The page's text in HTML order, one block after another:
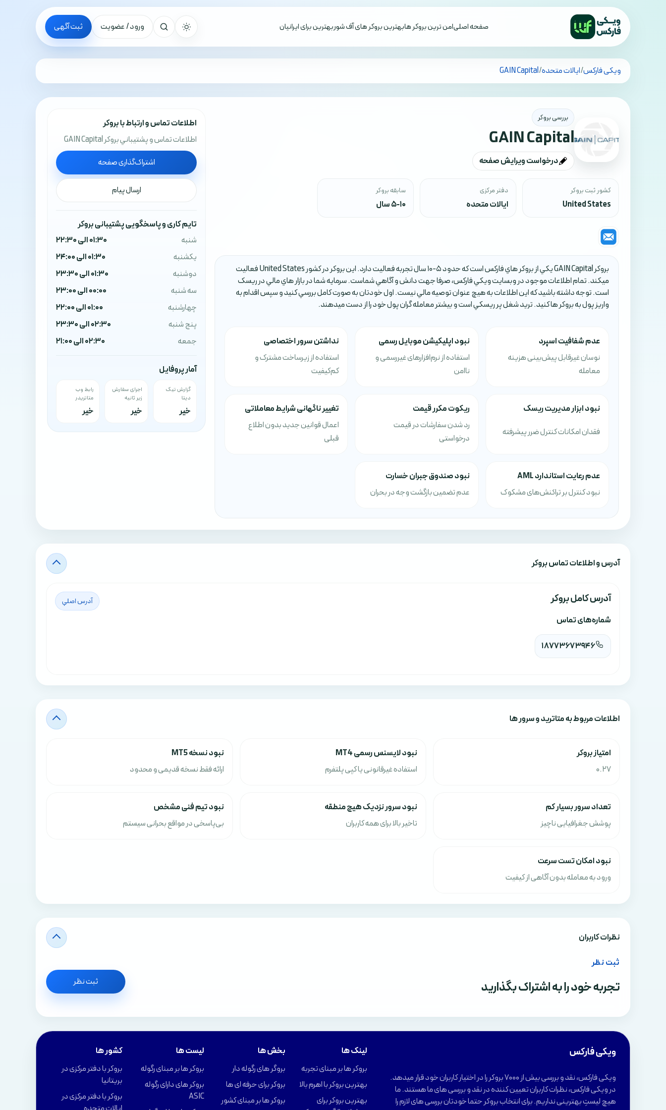
صفحه اصلیامن ترین بروکر هابهترین بروکر های آف شوربهترین برای ایرانیان ورود / عضویت ثبت آگهی
تمام کشورهاویکی فارکس/ایالات متحده/
GAIN Capital
بررسی بروکر
GAIN Capital
درخواست ویرایش صفحه
کشور ثبت بروکر
United States
دفتر مرکزی
ایالات متحده
سابقه بروکر
5-10 سال
بروکر GAIN Capital يکي از بروکر هاي فارکس است که حدود 5-10 سال تجربه فعاليت دارد. اين بروکر در کشور United States فعاليت
ميکند. تمام اطلاعات موجود در وبسايت ويکي فارکس، صرفا جهت دانش و آگاهي شماست. سرمايه شما در بازار هاي مالي در ريسک
است. توجه داشته باشيد که اين اطلاعات به هيچ عنوان توصيه مالي نيست. اول خودتان به صورت کامل بررسي کنيد و سپس اقدام به
واريز پول به بروکر ها کنيد. تريد شغل پر ريسکي است و بيشتر معامله گران پول خود را از دست ميدهند.
عدم شفافیت اسپرد
نوسان غیرقابل پیش‌بینی هزینه
معامله
نبود اپلیکیشن موبایل رسمی
استفاده از نرم‌افزارهای غیررسمی و
ناامن
نداشتن سرور اختصاصی
استفاده از زیرساخت مشترک و
کم‌کیفیت
نبود ابزار مدیریت ریسک
فقدان امکانات کنترل ضرر پیشرفته
ریکوت مکرر قیمت
رد شدن سفارشات در قیمت
درخواستی
تغییر ناگهانی شرایط معاملاتی
اعمال قوانین جدید بدون اطلاع
قبلی
عدم رعایت استاندارد AML
نبود کنترل بر تراکنش‌های مشکوک
نبود صندوق جبران خسارت
عدم تضمین بازگشت وجه در بحران
اطلاعات تماس و ارتباط با بروکر
اطلاعات تماس و پشتيباني بروکر GAIN Capital
اشتراک‌گذاری صفحه
ارسال پیام
تایم کاری و پاسخگویی پشتیبانی بروکر
شنبه
01:30 الی 22:30
یکشنبه
01:30 الی 24:00
دوشنبه
01:30 الی 23:30
سه شنبه
00:00 الی 23:00
چهارشنبه
01:00 الی 22:00
پنج شنبه
02:30 الی 23:30
جمعه
02:30 الی 21:00
آمار پروفایل
گزارش تیک
دیتا
خیر
اجرای سفارش
زیر ثانیه
خیر
رابط وب
متاتریدر
خیر
آدرس‌ و اطلاعات تماس بروکر
آدرس کامل بروکر آدرس اصلي
شماره‌های تماس
18773673946
اطلاعات مربوط به متاترید و سرور ها
امتياز بروکر
0.27
نبود لایسنس رسمی MT4
استفاده غیرقانونی یا کپی پلتفرم
نبود نسخه MT5
ارائه فقط نسخه قدیمی و محدود
تعداد سرور بسیار کم
پوشش جغرافیایی ناچیز
نبود سرور نزدیک هیچ منطقه
تاخیر بالا برای همه کاربران
نبود تیم فنی مشخص
بی‌پاسخی در مواقع بحرانی سیستم
نبود امکان تست سرعت
ورود به معامله بدون آگاهی از کیفیت
نظرات کاربران
ثبت نظر
تجربه خود را به اشتراک بگذارید ثبت نظر
ویکی فارکس
ویکی فارکس، نقد و بررسی بیش از 7000 بروکر را در اختیار کاربران خود قرار میدهد.
در ویکی فارکس، نظرات کاربران تعیین کننده در نقد و بررسی های ما هستند. ما
هیچ لیستِ بهترینی نداریم. برای انتخاب بروکر حتما خودتان بررسی های لازم را
لینک ها
بروکر ها بر مبنای تجربه
بهترین بروکر با اهرم بالا
بهترین بروکر برای
بخش ها
بروگر های رگوله دار
بروکر برای حرفه ای ها
بروکر ها بر مبنای کشور
لیست ها
بروکر ها بر مبنای رگوله
بروکر های دارای رگوله
ASIC
کشور ها
بروکر با دفتر مرکزی در
بریتانیا
بروکر با دفتر مرکزی در